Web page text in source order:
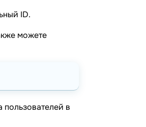
ID.
можете
пользователей в